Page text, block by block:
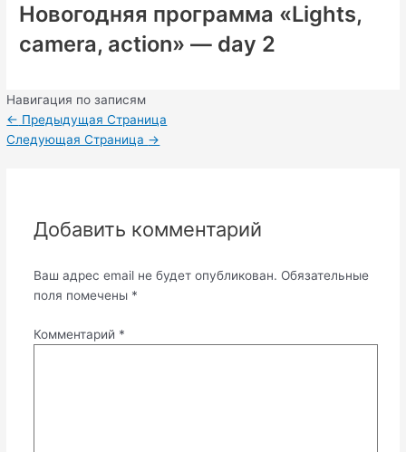
Новогодняя программа «Lights,
camera, action» — day 2
Навигация по записям
← Предыдущая Страница
Следующая Страница →
Добавить комментарий
Ваш адрес email не будет опубликован. Обязательные
поля помечены *
Комментарий *